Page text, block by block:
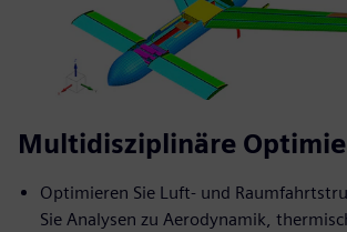
Multidisziplinäre
Optimieren Sie Luft- und
Sie Analysen zu Aerodynamik,